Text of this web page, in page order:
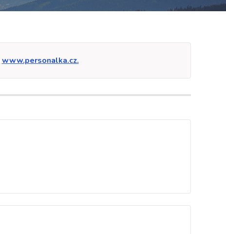
www.personalka.cz.